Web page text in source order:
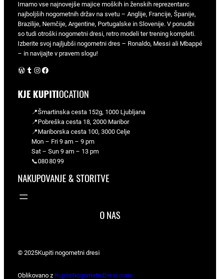
Imamo vse najnovejše majice moških in ženskih reprezentanc
najboljših nogometnih držav na svetu – Anglije, Francije, Španije,
Brazilije, Nemčije, Argentine, Portugalske in Slovenije. V ponudbi
so tudi otroški nogometni dresi, retro modeli ter trening kompleti.
Izberite svoj najljubši nogometni dres – Ronaldo, Messi ali Mbappé
– in navijajte v pravem slogu!
WordPress Instagram Facebook
KJE KUPITIOCATION
📍Šmartinska cesta 152g, 1000 Ljubljana
📍Pobreška cesta 18, 2000 Maribor
📍Mariborska cesta 100, 3000 Celje
Mon – Fri 9 am – 9 pm
Sat – Sun 9 am – 13 pm
📞080 80 99
NAKUPOVANJE & STORITVE
O NAS
© 2025Kupiti nogometni dresi
Oblikovano z KupiteNogometniDresi.com